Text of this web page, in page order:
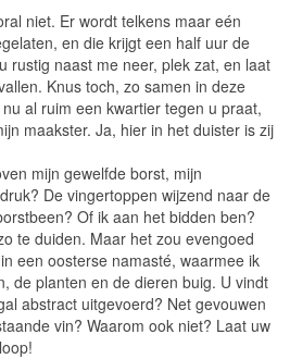
niet. Er wordt telkens maar eén
en die krijgt een half uur de
rustig naast me neer, plek zat, en laat
Knus toch, zo samen in deze
al ruim een kwartier tegen u praat,
maakster. Ja, hier in het duister is zij
mijn gewelfde borst, mijn
De vingertoppen wijzend naar de
Of ik aan het bidden ben?
te duiden. Maar het zou evengoed
een oosterse namasté, waarmee ik
de planten en de dieren buig. U vindt
abstract uitgevoerd? Net gevouwen
vin? Waarom ook niet? Laat uw